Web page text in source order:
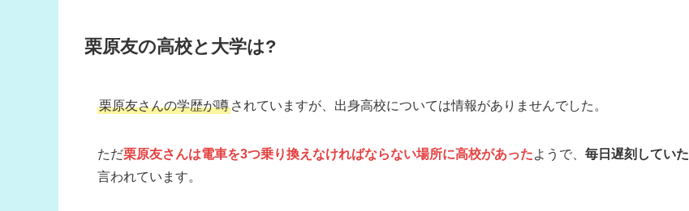
栗原友の高校と大学は?
栗原友さんの学歴が噂 されていますが、出身高校については情報がありませんでした。
ただ栗原友さんは電車を3つ乗り換えなければならない場所に高校があったようで、 毎日遅刻していた
言われています。